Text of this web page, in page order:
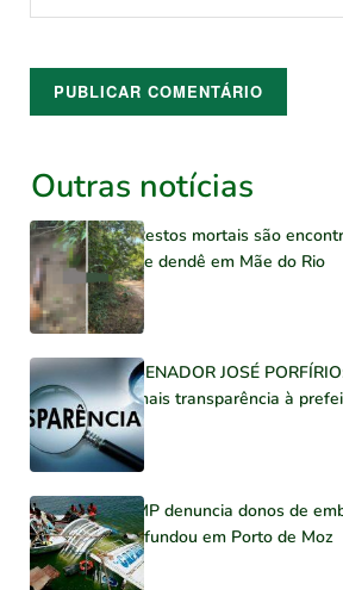
Outras notícias
Restos mortais são
de dendê em Mãe do Rio
SENADOR JOSÉ
mais transparência à
MP denuncia donos de
afundou em Porto de Moz